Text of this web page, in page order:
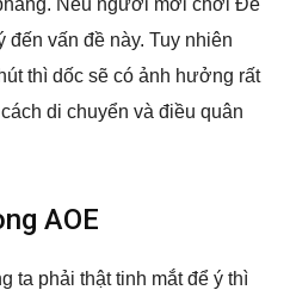
Nếu người mới chơi Đế
vấn đề này. Tuy nhiên
thì dốc sẽ có ảnh hưởng rất
di chuyển và điều quân
AOE
ta phải thật tinh mắt để ý thì